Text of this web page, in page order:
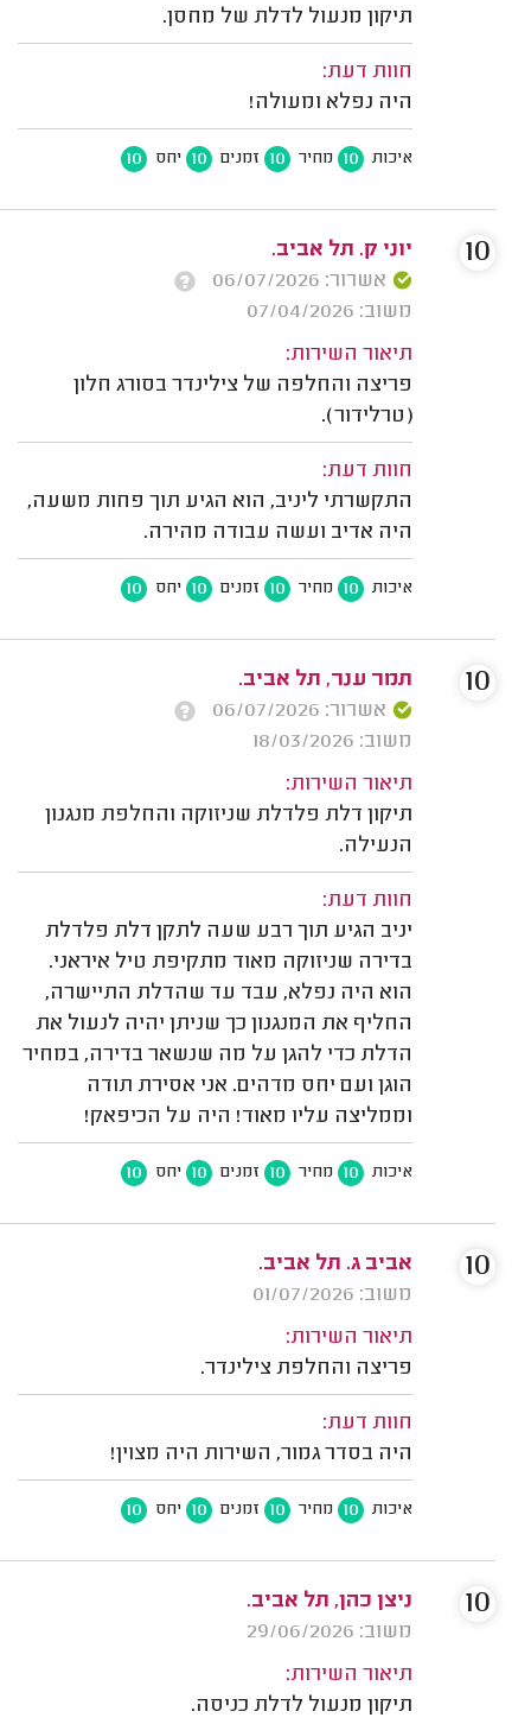
תיקון מנעול לדלת של מחסן.
חוות דעת:
היה נפלא ומעולה!
איכות 10 מחיר 10 זמנים 10 יחס 10
יוני ק. תל אביב.
אשרור: 06/07/2026
משוב: 07/04/2026
תיאור השירות:
פריצה והחלפה של צילינדר בסורג חלון
(טרלידור).
חוות דעת:
התקשרתי ליניב, הוא הגיע תוך פחות משעה,
היה אדיב ועשה עבודה מהירה.
איכות 10 מחיר 10 זמנים 10 יחס 10
10
תמר ענר, תל אביב.
אשרור: 06/07/2026
משוב: 18/03/2026
תיאור השירות:
תיקון דלת פלדלת שניזוקה והחלפת מנגנון
הנעילה.
חוות דעת:
יניב הגיע תוך רבע שעה לתקן דלת פלדלת
בדירה שניזוקה מאוד מתקיפת טיל איראני.
הוא היה נפלא, עבד עד שהדלת התיישרה,
החליף את המנגנון כך שניתן יהיה לנעול את
הדלת כדי להגן על מה שנשאר בדירה, במחיר
הוגן ועם יחס מדהים. אני אסירת תודה
וממליצה עליו מאוד! היה על הכיפאק!
איכות 10 מחיר 10 זמנים 10 יחס 10
10
אביב ג. תל אביב.
משוב: 01/07/2026
תיאור השירות:
פריצה והחלפת צילינדר.
חוות דעת:
היה בסדר גמור, השירות היה מצוין!
איכות 10 מחיר 10 זמנים 10 יחס 10
10
ניצן כהן, תל אביב.
משוב: 29/06/2026
תיאור השירות:
תיקון מנעול לדלת כניסה.
10